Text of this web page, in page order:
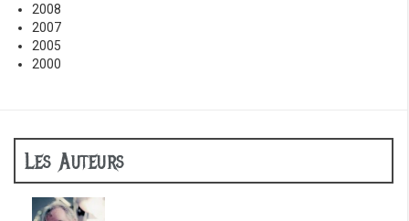
2008
2007
2005
2000
Les Auteurs